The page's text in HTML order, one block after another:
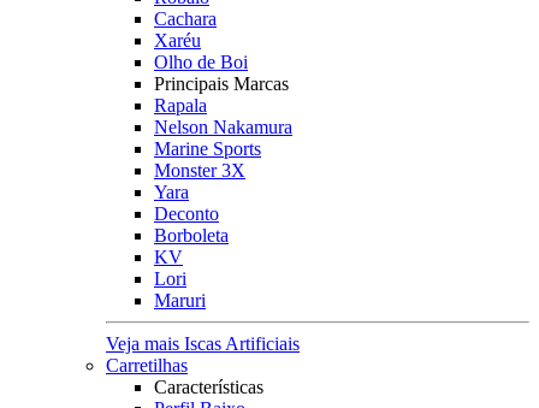
Cachara
Xaréu
Olho de Boi
Principais Marcas
Rapala
Nelson Nakamura
Marine Sports
Monster 3X
Yara
Deconto
Borboleta
KV
Lori
Maruri
Veja mais Iscas Artificiais
Carretilhas
Características